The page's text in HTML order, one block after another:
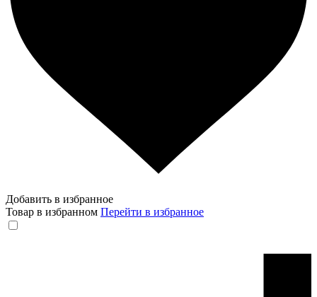
Добавить в избранное
Товар в избранном Перейти в избранное